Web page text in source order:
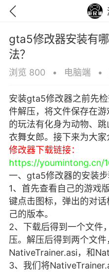
GTA6 RDR2
彩虹六号 绝地求生
gta5修改器安装有
法？
浏览 800 • 电脑端 •
安装gta5修改器之前先
件解压，将文件保存在
的玩法有化身为动物、
衣舞女郎。接下来为大家
修改器下载链接：
https://youmintong.cn/
一、gta5修改器的安装
1、首先查看自己的游戏
键点击图标，弹出的对
己的版本。
2、下载后得到一个文件
压。解压后得到两个文件
NativeTrainer.asi，和
3、我们将